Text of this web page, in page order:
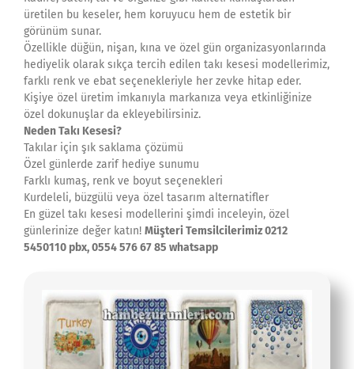
üretilen bu keseler, hem koruyucu hem de estetik bir
görünüm sunar.
Özellikle düğün, nişan, kına ve özel gün organizasyonlarında
hediyelik olarak sıkça tercih edilen takı kesesi modellerimiz,
farklı renk ve ebat seçenekleriyle her zevke hitap eder.
Kişiye özel üretim imkanıyla markanıza veya etkinliğinize
özel dokunuşlar da ekleyebilirsiniz.
Neden Takı Kesesi?
Takılar için şık saklama çözümü
Özel günlerde zarif hediye sunumu
Farklı kumaş, renk ve boyut seçenekleri
Kurdeleli, büzgülü veya özel tasarım alternatifler
En güzel takı kesesi modellerini şimdi inceleyin, özel
günlerinize değer katın! Müşteri Temsilcilerimiz 0212
5450110 pbx, 0554 576 67 85 whatsapp